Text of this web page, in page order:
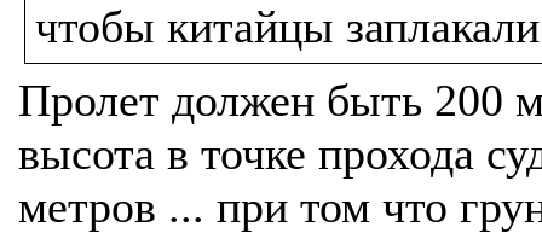
чтобы китайцы
Пролет должен быть 200
высота в точке прохода
метров ... при том что